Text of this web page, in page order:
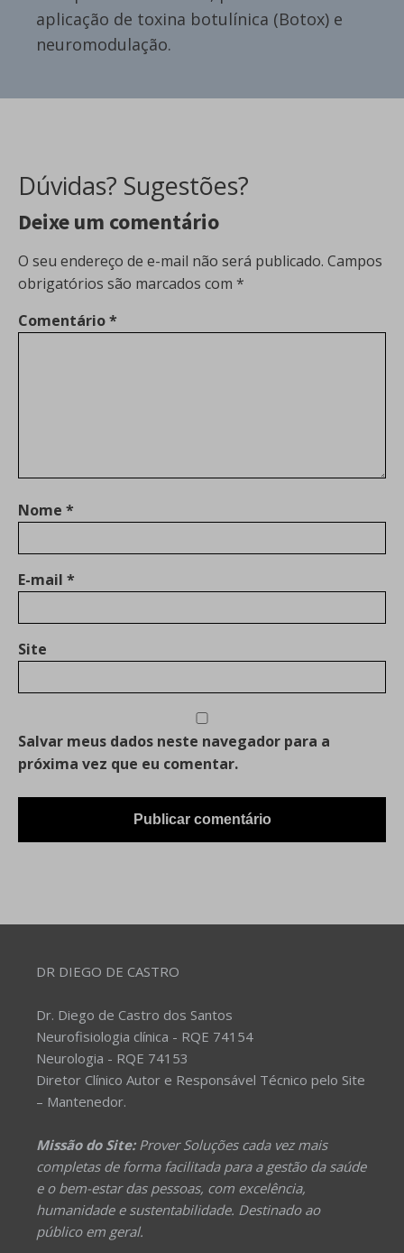
aplicação de toxina botulínica (Botox) e
neuromodulação.
Dúvidas? Sugestões?
Deixe um comentário
O seu endereço de e-mail não será publicado. Campos
obrigatórios são marcados com *
Comentário*
Nome *
E-mail *
Site
Salvar meus dados neste navegador para a
próxima vez que eu comentar.
DR DIEGO DE CASTRO
Dr. Diego de Castro dos Santos
Neurofisiologia clínica - RQE 74154
Neurologia - RQE 74153
Diretor Clínico Autor e Responsável Técnico pelo Site
– Mantenedor.
Missão do Site:Prover Soluções cada vez mais
completas de forma facilitada para a gestão da saúde
e o bem-estar das pessoas, com excelência,
humanidade e sustentabilidade. Destinado ao
público em geral.